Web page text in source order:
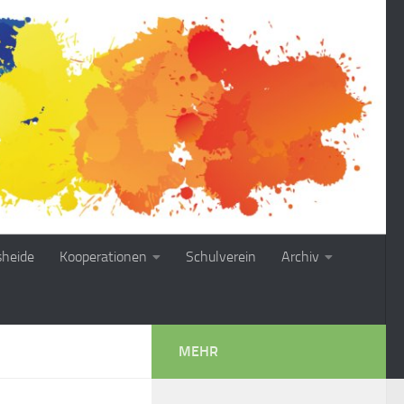
Kooperationen Schulverein Archiv
MEHR